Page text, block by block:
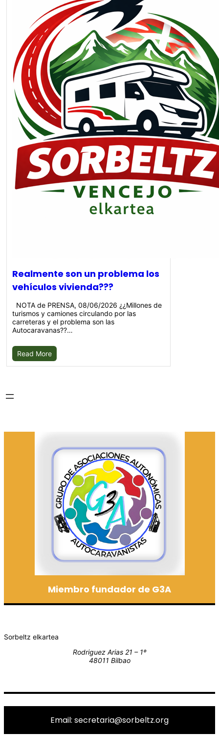
Realmente son un problema los
vehículos vivienda???
NOTA de PRENSA, 08/06/2026 ¿¿Millones de
turismos y camiones circulando por las
carreteras y el problema son las
Autocaravanas??…
Read More
Miembro fundador de G3A
Sorbeltz elkartea
Rodriguez Arias 21 – 1º
48011 Bilbao
Email: secretaria@sorbeltz.org